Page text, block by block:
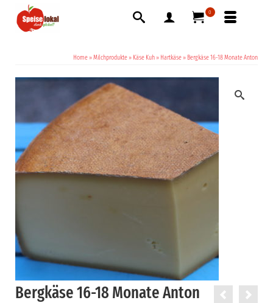
0
Home »Milchprodukte » Käse Kuh » Hartkäse » Bergkäse 16-18 Monate Anton
Bergkäse 16-18 Monate Anton